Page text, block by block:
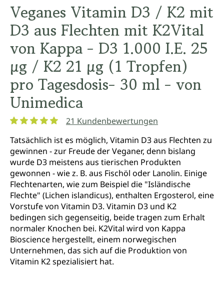
Veganes Vitamin D3 / K2 mit
D3 aus Flechten mit K2Vital
von Kappa - D3 1.000 I.E. 25
µg / K2 21 µg (1 Tropfen)
pro Tagesdosis- 30 ml - von
Unimedica
21 Kundenbewertungen
Tatsächlich ist es möglich, Vitamin D3 aus Flechten zu
gewinnen - zur Freude der Veganer, denn bislang
wurde D3 meistens aus tierischen Produkten
gewonnen - wie z. B. aus Fischöl oder Lanolin. Einige
Flechtenarten, wie zum Beispiel die "Isländische
Flechte" (Lichen islandicus), enthalten Ergosterol, eine
Vorstufe von Vitamin D3. Vitamin D3 und K2
bedingen sich gegenseitig, beide tragen zum Erhalt
normaler Knochen bei. K2Vital wird von Kappa
Bioscience hergestellt, einem norwegischen
Unternehmen, das sich auf die Produktion von
Vitamin K2 spezialisiert hat.